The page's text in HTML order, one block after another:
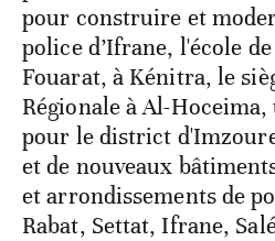
pour construire et
police d’Ifrane, l'école
Fouarat, à Kénitra, le
Régionale à Al-
pour le district
et de nouveaux
et arrondissements de
Rabat, Settat, Ifrane,